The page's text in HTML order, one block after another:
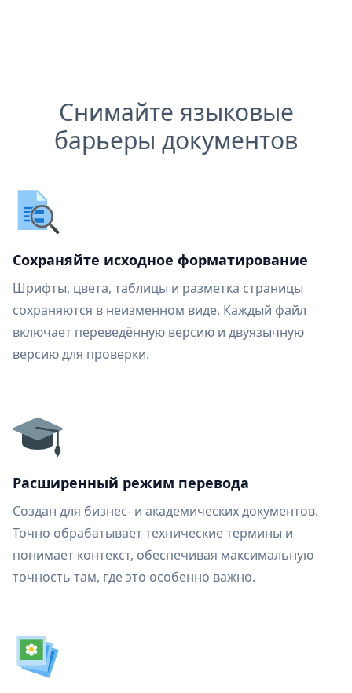
Снимайте языковые
барьеры документов
Сохраняйте исходное форматирование
Шрифты, цвета, таблицы и разметка страницы
сохраняются в неизменном виде. Каждый файл
включает переведённую версию и двуязычную
версию для проверки.
Расширенный режим перевода
Создан для бизнес- и академических документов.
Точно обрабатывает технические термины и
понимает контекст, обеспечивая максимальную
точность там, где это особенно важно.